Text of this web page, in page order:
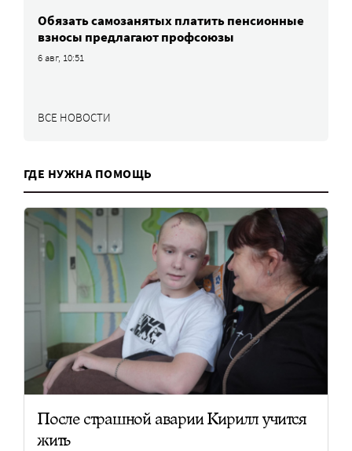
Обязать самозанятых платить пенсионные
взносы предлагают профсоюзы
6 авг, 10:51
ВСЕ НОВОСТИ
ГДЕ НУЖНА ПОМОЩЬ
После страшной аварии Кирилл учится
жить